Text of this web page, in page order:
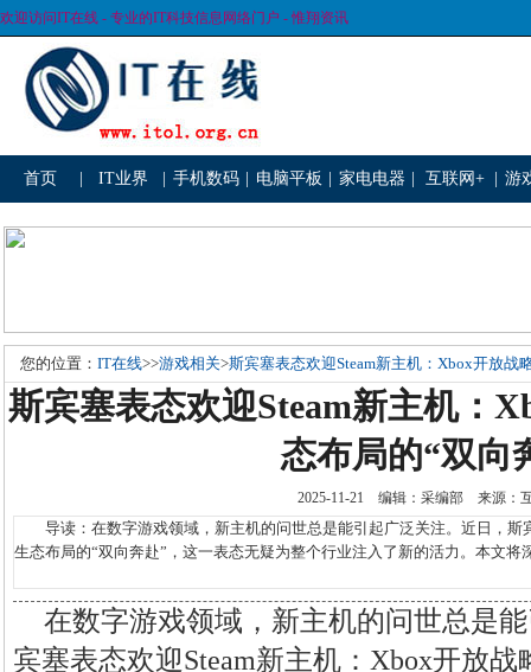
欢迎访问IT在线 - 专业的IT科技信息网络门户 - 惟翔资讯
首页 IT业界 手机数码 电脑平板 家电电器 互联网+ 游
您的位置： IT在线>>游戏相关>斯宾塞表态欢迎Steam新主机：Xbox开放战
斯宾塞表态欢迎Steam新主机：
态布局的“双向
2025-11-21 编辑：采编部 来源
导读：在数字游戏领域，新主机的问世总是能引起广泛关注。近日，斯
生态布局的“双向奔赴”，这一表态无疑为整个行业注入了新的活力。本文将
在数字游戏领域，新主机的问世总是
宾塞表态欢迎Steam新主机：Xbox开放